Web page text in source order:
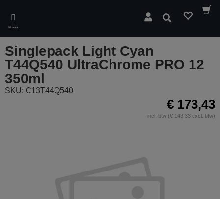
main
content
Menu
Zoeken
Singlepack Light Cyan
T44Q540 UltraChrome PRO 12
350ml
SKU: C13T44Q540
€ 173,43
incl. btw (€ 143,33 excl. btw)